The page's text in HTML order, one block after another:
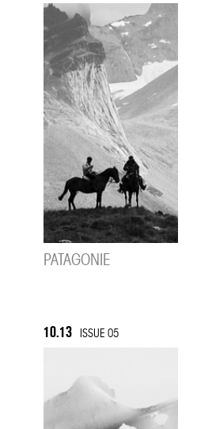
PATAGONIE
10.13 ISSUE 05